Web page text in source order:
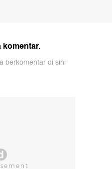
komentar.
berkomentar di sini